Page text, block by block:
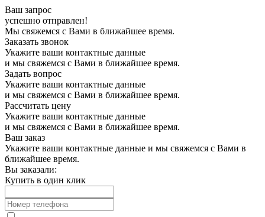
Ваш запрос
успешно отправлен!
Мы свяжемся с Вами в ближайшее время.
Заказать звонок
Укажите ваши контактные данные
и мы свяжемся с Вами в ближайшее время.
Задать вопрос
Укажите ваши контактные данные
и мы свяжемся с Вами в ближайшее время.
Рассчитать цену
Укажите ваши контактные данные
и мы свяжемся с Вами в ближайшее время.
Ваш заказ
Укажите ваши контактные данные и мы свяжемся с Вами в
ближайшее время.
Вы заказали:
Купить в один клик